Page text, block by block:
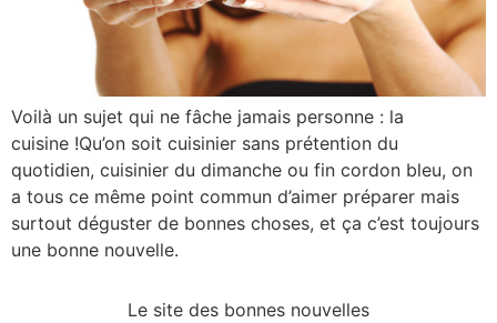
Voilà un sujet qui ne fâche jamais personne : la
cuisine !Qu’on soit cuisinier sans prétention du
quotidien, cuisinier du dimanche ou fin cordon bleu, on
a tous ce même point commun d’aimer préparer mais
surtout déguster de bonnes choses, et ça c’est toujours
une bonne nouvelle.
Le site des bonnes nouvelles